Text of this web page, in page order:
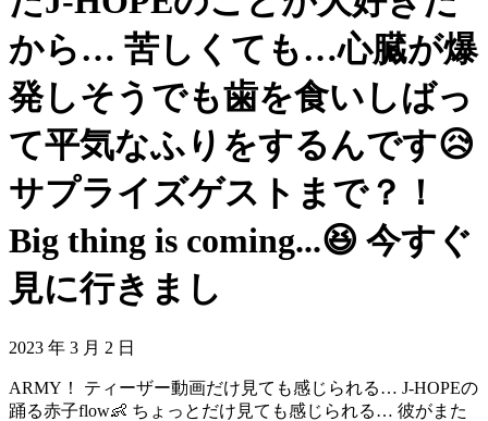
から… 苦しくても…心臓が爆
発しそうでも歯を食いしばっ
て平気なふりをするんです😥
サプライズゲストまで？！
Big thing is coming...😆 今すぐ
見に行きまし
2023 年 3 月 2 日
ARMY！ ティーザー動画だけ見ても感じられる… J-HOPEの
踊る赤子flow👶 ちょっとだけ見ても感じられる… 彼がまた